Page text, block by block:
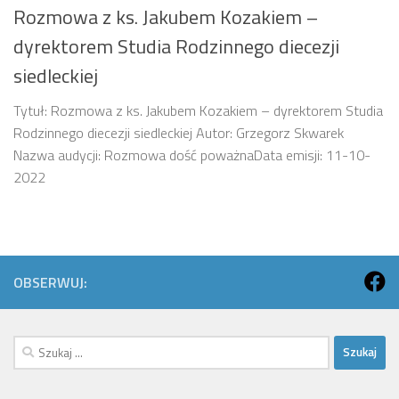
Rozmowa z ks. Jakubem Kozakiem –
dyrektorem Studia Rodzinnego diecezji
siedleckiej
Tytuł: Rozmowa z ks. Jakubem Kozakiem – dyrektorem Studia
Rodzinnego diecezji siedleckiej Autor: Grzegorz Skwarek
Nazwa audycji: Rozmowa dość poważnaData emisji: 11-10-
2022
OBSERWUJ:
Szukaj: